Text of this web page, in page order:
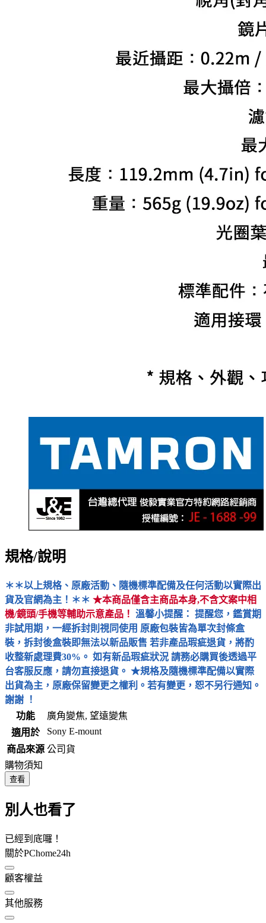
規格/說明
＊＊以上規格、原廠活動、隨機標準配備及任何活動以實際出
貨及官網為主！＊＊ ★本商品僅含主商品本身,不含文案中相
機/鏡頭/手機等輔助示意產品！ 溫馨小提醒： 提醒您，鑑賞期
非試用期，一經拆封則視同使用 原廠包裝皆為單次封條盒
裝，拆封後盒裝即無法以新品販售 若非產品瑕疵退貨，將酌
收整新處理費30%。 如有新品瑕疵狀況 請務必購買後透過平
台客服反應，請勿直接退貨。 ★規格及隨機標準配備以實際
出貨為主，原廠保留變更之權利。若有變更，恕不另行通知。
謝謝 ！
功能
廣角變焦, 望遠變焦
適用於
Sony E-mount
商品來源 公司貨
購物須知
查看
別人也看了
已經到底囉！
關於PChome24h
顧客權益
其他服務